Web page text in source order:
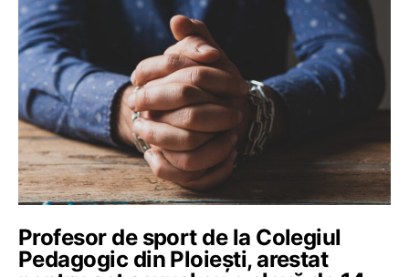
Profesor de sport de la Colegiul
Pedagogic din Ploiești, arestat